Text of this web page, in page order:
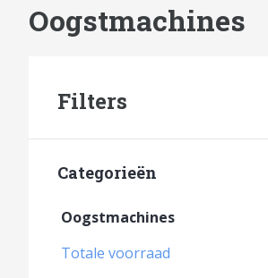
Oogstmachines
Filters
Categorieën
Oogstmachines
Totale voorraad